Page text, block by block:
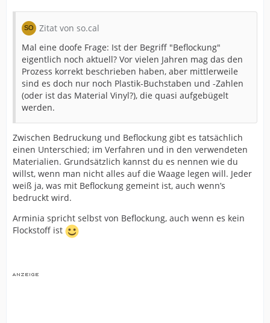
Zitat von so.cal
Mal eine doofe Frage: Ist der Begriff "Beflockung"
eigentlich noch aktuell? Vor vielen Jahren mag das den
Prozess korrekt beschrieben haben, aber mittlerweile
sind es doch nur noch Plastik-Buchstaben und -Zahlen
(oder ist das Material Vinyl?), die quasi aufgebügelt
werden.
Zwischen Bedruckung und Beflockung gibt es tatsächlich
einen Unterschied; im Verfahren und in den verwendeten
Materialien. Grundsätzlich kannst du es nennen wie du
willst, wenn man nicht alles auf die Waage legen will. Jeder
weiß ja, was mit Beflockung gemeint ist, auch wenn’s
bedruckt wird.
Arminia spricht selbst von Beflockung, auch wenn es kein
Flockstoff ist